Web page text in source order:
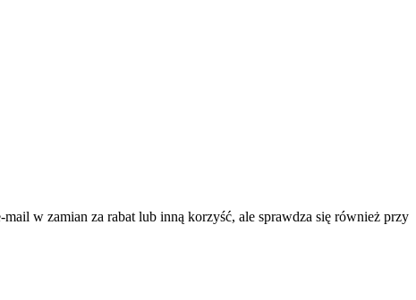
w zamian za rabat lub inną korzyść, ale sprawdza się również przy